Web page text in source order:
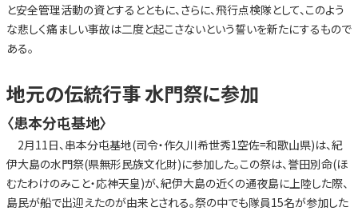
と安全管理活動の資とするとともに、さらに、飛行点検隊として、このよう
な悲しく痛ましい事故は二度と起こさないという誓いを新たにするもので
ある。
地元の伝統行事 水門祭に参加
〈患本分屯基地〉
2月11日、串本分屯基地(司令・作久川希世秀1空佐=和歌山県)は、紀
伊大島の水門祭(県無形民族文化財)に参加した。この祭は、誉田別命(ほ
むたわけのみこと・応神天皇)が、紀伊大島の近くの通夜島に上陸した際、
島民が船で出迎えたのが由来とされる。祭の中でも隊員15名が参加した